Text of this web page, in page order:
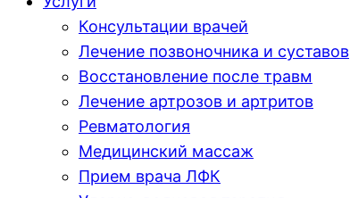
Консультации врачей
Лечение позвоночника и суставов
Восстановление после травм
Лечение артрозов и артритов
Ревматология
Медицинский массаж
Прием врача ЛФК